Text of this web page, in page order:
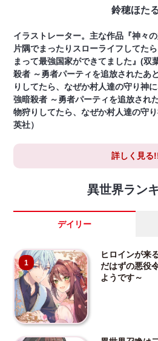
鈴穂ほた
イラストレーター。主な作品『神々
片隅でまったりスローライフしてた
まって最強国家ができてました』(双
殺者 ～勇者パーティを追放されたあ
りしてたら、なぜか村人達の守り神
強暗殺者 ～勇者パーティを追放され
物狩りしてたら、なぜか村人達の守
英社）
詳しく見る
異世界ラン
デイリー
1
ヒロインが来
だはずの悪役
ようです～